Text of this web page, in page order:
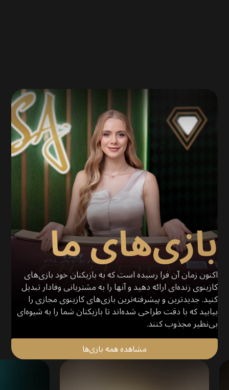
بازی‌های ما
اکنون زمان آن فرا رسیده است که به بازیکنان خود بازی‌های
کازینوی زنده‌ای ارائه دهید و آنها را به مشتریانی وفادار تبدیل
کنید. جدیدترین و پیشرفته‌ترین بازی‌های کازینوی مجازی را
بیابید که با دقت طراحی شده‌اند تا بازیکنان شما را به شیوه‌ای
بی‌نظیر مجذوب کنند.
مشاهده همه بازی‌ها